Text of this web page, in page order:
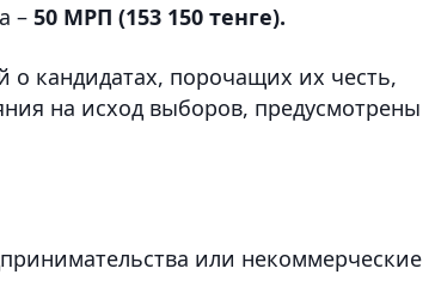
– 50 МРП (153 150 тенге).
о кандидатах, порочащих их честь,
на исход выборов, предусмотрены
или некоммерческие